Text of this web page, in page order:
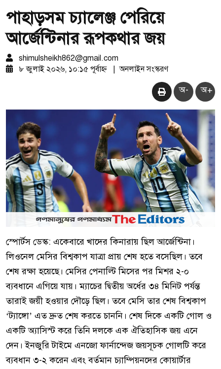
পাহাড়সম চ্যালেঞ্জ পেরিয়ে
আর্জেন্টিনার রূপকথার জয়
shimulsheikh862@gmail.com
৮ জুলাই ২০২৬, ১০:১৫ পূর্বাহ্ণ
অনলাইন সংস্করণ
অ- অ+
স্পোর্টস ডেস্ক: একেবারে খাদের কিনারায় ছিল আর্জেন্টিনা।
লিওনেল মেসির বিশ্বকাপ যাত্রা প্রায় শেষ হতে বসেছিল। তবে
শেষ রক্ষা হয়েছে। মেসির পেনাল্টি মিসের পর মিশর ২-০
ব্যবধানে এগিয়ে যায়। ম্যাচের দ্বিতীয় অর্ধের ৩৪ মিনিট পর্যন্ত
তারাই জয়ী হওয়ার দৌড়ে ছিল। তবে মেসি তার শেষ বিশ্বকাপ
‘ট্যাঙ্গো’ এত দ্রুত শেষ করতে চাননি। শেষ দিকে একটি গোল ও
একটি অ্যাসিস্ট করে তিনি দলকে এক ঐতিহাসিক জয় এনে
দেন। ইনজুরি টাইমে এনজো ফার্নান্দেজ জয়সূচক গোলটি করে
ব্যবধান ৩-২ করেন এবং বর্তমান চ্যাম্পিয়নদের কোয়ার্টার